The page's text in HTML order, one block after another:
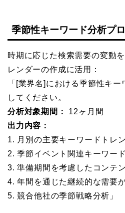
季節性キーワード分析プ
時期に応じた検索需要の変動
レンダーの作成に活用：
「[業界名]における季節性キ
してください。
分析対象期間：
12ヶ月間
出力内容：
1. 月別の主要キーワードトレ
2. 季節イベント関連キーワード
3. 準備期間を考慮したコンテ
4. 年間を通じた継続的な需要
5. 競合他社の季節戦略分析」